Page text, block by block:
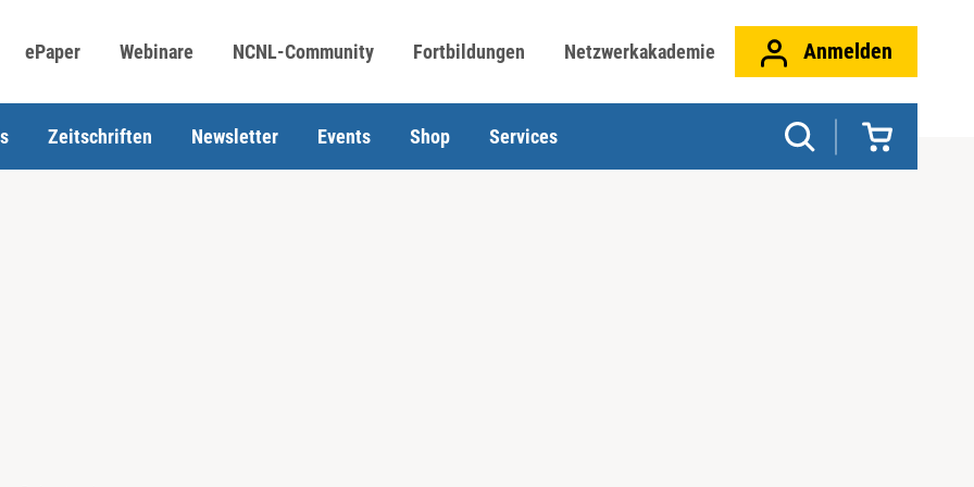
ePaper Webinare NCNL-Community Fortbildungen Netzwerkakademie Anmelden
Zeitschriften Newsletter Events Shop Services